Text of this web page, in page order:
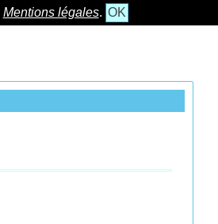
Mentions légales. OK